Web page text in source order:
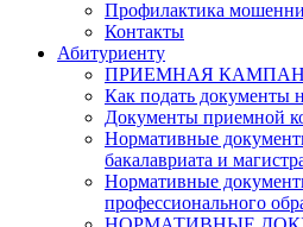
Профилактика
Контакты
Абитуриенту
ПРИЕМНАЯ
Как подать документы
Документы приемной
Нормативные
бакалавриата и
Нормативные
профессионального